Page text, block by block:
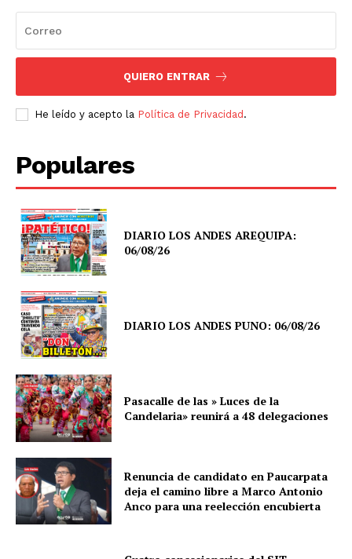
QUIERO ENTRAR
He leído y acepto la Política de Privacidad.
Populares
DIARIO LOS ANDES AREQUIPA:
06/08/26
DIARIO LOS ANDES PUNO: 06/08/26
Pasacalle de las » Luces de la
Candelaria» reunirá a 48 delegaciones
Renuncia de candidato en Paucarpata
deja el camino libre a Marco Antonio
Anco para una reelección encubierta